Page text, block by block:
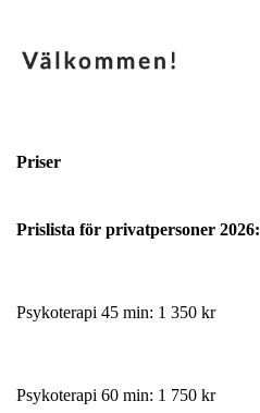
Priser
Prislista för privatpersoner 2026:
Psykoterapi 45 min: 1 350 kr
Psykoterapi 60 min: 1 750 kr